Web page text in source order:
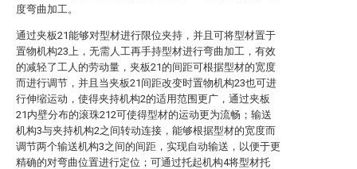
度弯曲加工。
通过夹板21能够对型材进行限位夹持，并且可将型材置于
置物机构23上，无需人工再手持型材进行弯曲加工，有效
的减轻了工人的劳动量，夹板21的间距可根据型材的宽度
而进行调节，并且当夹板21间距改变时置物机构23也可进
行伸缩运动，使得夹持机构2的适用范围更广，通过夹板
21内壁分布的滚珠212可使得型材的运动更为流畅；输送
机构3与夹持机构2之间转动连接，能够根据型材的宽度而
调节两个输送机构3之间的间距，实现自动输送，以便于更
精确的对弯曲位置进行定位；可通过托起机构4将型材托